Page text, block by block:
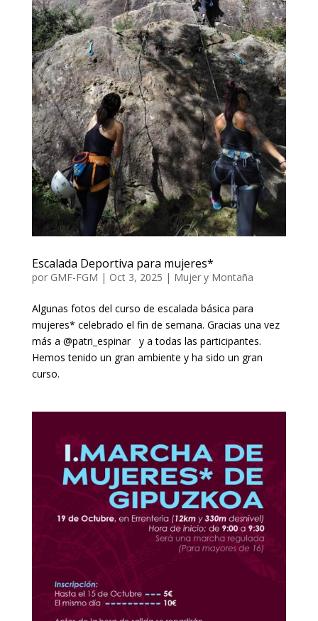
Escalada Deportiva para mujeres*
por GMF-FGM | Oct 3, 2025 | Mujer y Montaña
Algunas fotos del curso de escalada básica para
mujeres* celebrado el fin de semana. Gracias una vez
más a @patri_espinar y a todas las participantes.
Hemos tenido un gran ambiente y ha sido un gran
curso.